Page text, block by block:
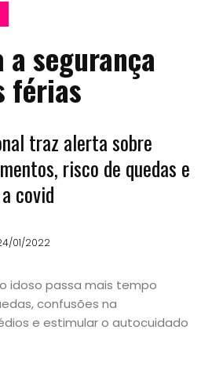
segurança
férias
traz alerta sobre
risco de quedas e
covid
01/2022
idoso passa mais tempo
confusões na
e estimular o autocuidado